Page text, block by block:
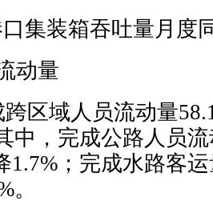
口集装箱吞吐量月度
动量
区域人员流动量
中，完成公路人员
1.7%；完成水路客
。